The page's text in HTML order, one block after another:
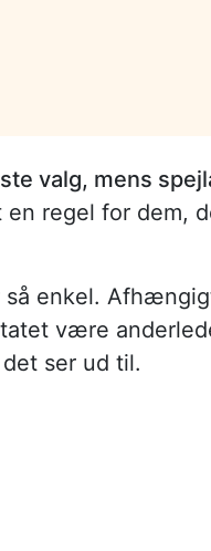
valg, mens
regel for dem,
så enkel.
være
ser ud til.